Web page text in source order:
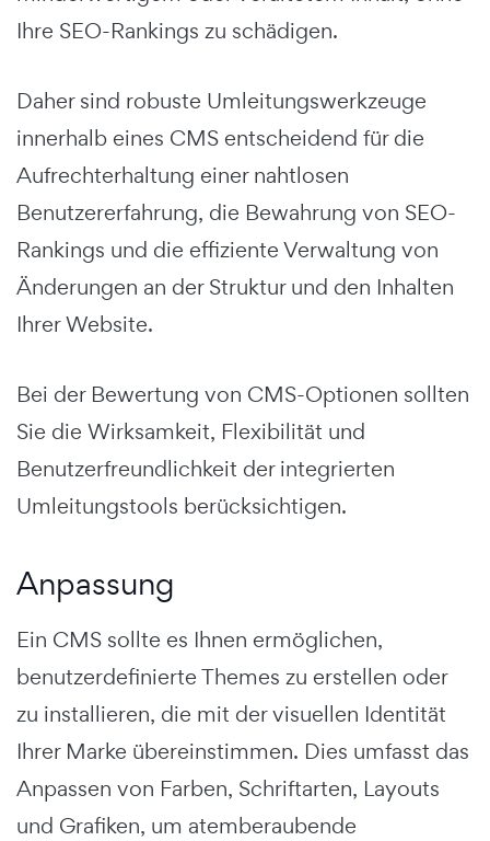
Ihre SEO-Rankings zu schädigen.
Daher sind robuste Umleitungswerkzeuge
innerhalb eines CMS entscheidend für die
Aufrechterhaltung einer nahtlosen
Benutzererfahrung, die Bewahrung von SEO-
Rankings und die effiziente Verwaltung von
Änderungen an der Struktur und den Inhalten
Ihrer Website.
Bei der Bewertung von CMS-Optionen sollten
Sie die Wirksamkeit, Flexibilität und
Benutzerfreundlichkeit der integrierten
Umleitungstools berücksichtigen.
Anpassung
Ein CMS sollte es Ihnen ermöglichen,
benutzerdefinierte Themes zu erstellen oder
zu installieren, die mit der visuellen Identität
Ihrer Marke übereinstimmen. Dies umfasst das
Anpassen von Farben, Schriftarten, Layouts
und Grafiken, um atemberaubende